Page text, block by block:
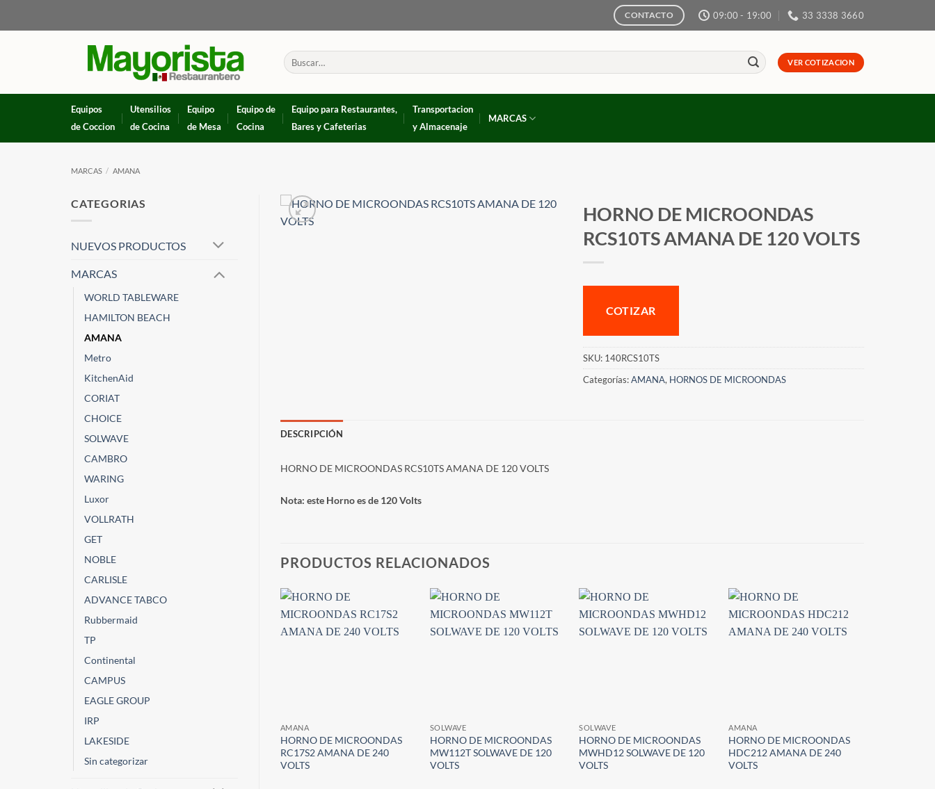
CONTACTO 09:00 - 19:00 33 3338 3660
Buscar
por:
VER COTIZACION
Equipos
de Coccion
Utensilios
de Cocina
Equipo
de Mesa
Equipo de
Cocina
Equipo para Restaurantes,
Bares y Cafeterias
Transportacion
y Almacenaje
MARCAS
MARCAS / AMANA
CATEGORIAS
NUEVOS PRODUCTOS
MARCAS
WORLD TABLEWARE
HAMILTON BEACH
AMANA
Metro
KitchenAid
CORIAT
CHOICE
SOLWAVE
CAMBRO
WARING
Luxor
VOLLRATH
GET
NOBLE
CARLISLE
ADVANCE TABCO
Rubbermaid
TP
Continental
CAMPUS
EAGLE GROUP
IRP
LAKESIDE
Sin categorizar
HORNO DE MICROONDAS
RCS10TS AMANA DE 120 VOLTS
COTIZAR
SKU: 140RCS10TS
Categorías:AMANA, HORNOS DE MICROONDAS
DESCRIPCIÓN
HORNO DE MICROONDAS RCS10TS AMANA DE 120 VOLTS
Nota: este Horno es de 120 Volts
PRODUCTOS RELACIONADOS
AMANA
HORNO DE MICROONDAS
RC17S2 AMANA DE 240
VOLTS
SOLWAVE
HORNO DE MICROONDAS
MW112T SOLWAVE DE 120
VOLTS
SOLWAVE
HORNO DE MICROONDAS
MWHD12 SOLWAVE DE 120
VOLTS
AMANA
HORNO DE MICROONDAS
HDC212 AMANA DE 240
VOLTS